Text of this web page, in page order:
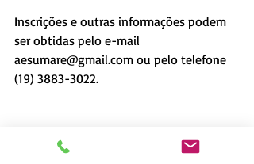
Inscrições e outras informações podem
ser obtidas pelo e-mail
aesumare@gmail.com ou pelo telefone
(19) 3883-3022.
A ASSOCIAÇÃO: A AEAS (Associação de